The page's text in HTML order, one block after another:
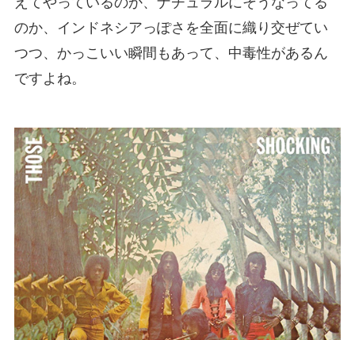
のか、インドネシアっぽさを全面に織り交ぜてい
つつ、かっこいい瞬間もあって、中毒性があるん
ですよね。